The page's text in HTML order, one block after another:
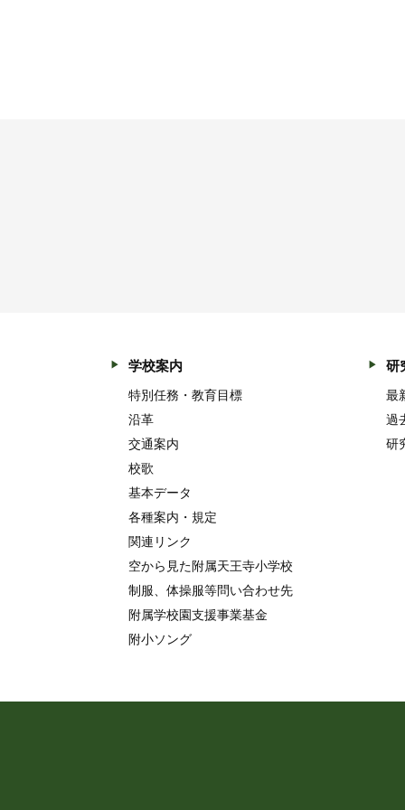
学校案内
特別任務・教育目標
沿革
交通案内
校歌
基本データ
各種案内・規定
関連リンク
空から見た附属天王寺小学校
制服、体操服等問い合わせ先
附属学校園支援事業基金
附小ソング
研
最
過
研